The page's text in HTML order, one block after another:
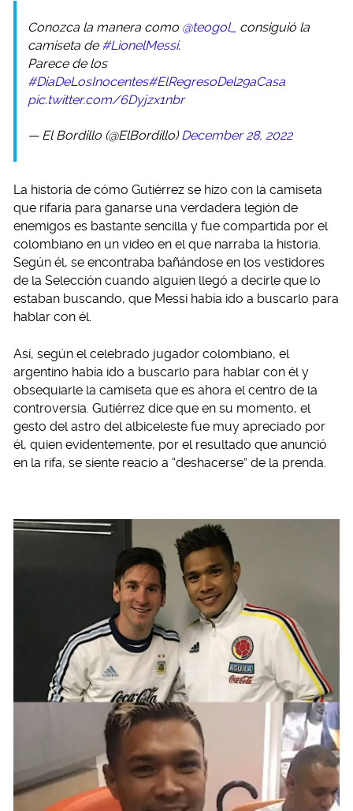
Conozca la manera como @teogol_ consiguió la
camiseta de #LionelMessi.
Parece de los
#DiaDeLosInocentes#ElRegresoDel29aCasa
pic.twitter.com/6Dyjzx1nbr
— El Bordillo (@ElBordillo)December 28, 2022
La historia de cómo Gutiérrez se hizo con la camiseta
que rifaría para ganarse una verdadera legión de
enemigos es bastante sencilla y fue compartida por el
colombiano en un video en el que narraba la historia.
Según él, se encontraba bañándose en los vestidores
de la Selección cuando alguien llegó a decirle que lo
estaban buscando, que Messi había ido a buscarlo para
hablar con él.
Así, según el celebrado jugador colombiano, el
argentino había ido a buscarlo para hablar con él y
obsequiarle la camiseta que es ahora el centro de la
controversia. Gutiérrez dice que en su momento, el
gesto del astro del albiceleste fue muy apreciado por
él, quien evidentemente, por el resultado que anunció
en la rifa, se siente reacio a “deshacerse” de la prenda.